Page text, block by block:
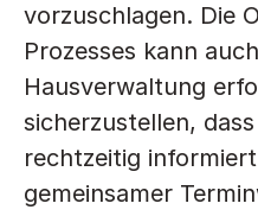
vorzuschlagen. Die
Prozesses kann
Hausverwaltung
sicherzustellen,
rechtzeitig
gemeinsamer